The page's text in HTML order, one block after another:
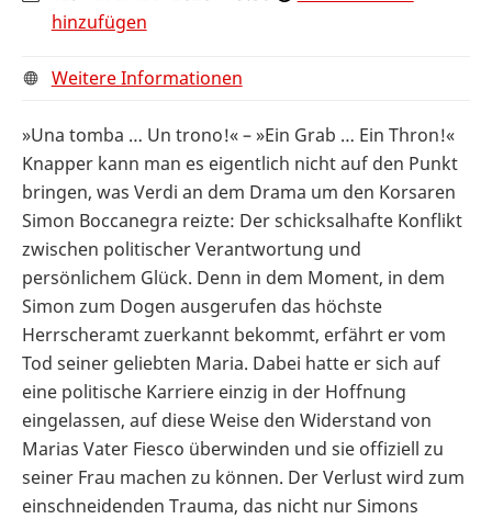
hinzufügen
Weitere Informationen
»Una tomba … Un trono!« – »Ein Grab … Ein Thron!«
Knapper kann man es eigentlich nicht auf den Punkt
bringen, was Verdi an dem Drama um den Korsaren
Simon Boccanegra reizte: Der schicksalhafte Konflikt
zwischen politischer Verantwortung und
persönlichem Glück. Denn in dem Moment, in dem
Simon zum Dogen ausgerufen das höchste
Herrscheramt zuerkannt bekommt, erfährt er vom
Tod seiner geliebten Maria. Dabei hatte er sich auf
eine politische Karriere einzig in der Hoffnung
eingelassen, auf diese Weise den Widerstand von
Marias Vater Fiesco überwinden und sie offiziell zu
seiner Frau machen zu können. Der Verlust wird zum
einschneidenden Trauma, das nicht nur Simons